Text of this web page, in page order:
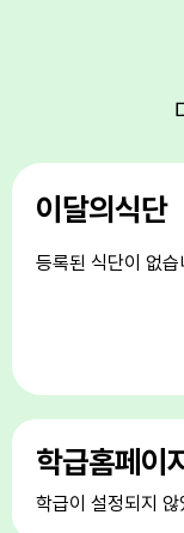
다모임
29
토요휴업일
이달의식단
등록된 식단이 없습
학급홈페이지
학급이 설정되지 않